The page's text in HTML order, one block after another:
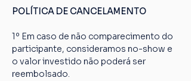
POLÍTICA DE CANCELAMENTO
1º Em caso de não comparecimento do
participante, consideramos no-show e
o valor investido não poderá ser
reembolsado.